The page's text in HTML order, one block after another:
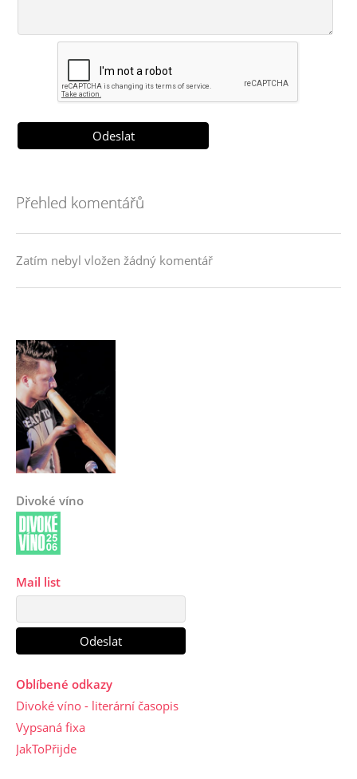
Přehled komentářů
Zatím nebyl vložen žádný komentář
Divoké víno
Mail list
Oblíbené odkazy
Divoké víno - literární časopis
Vypsaná fixa
JakToPřijde